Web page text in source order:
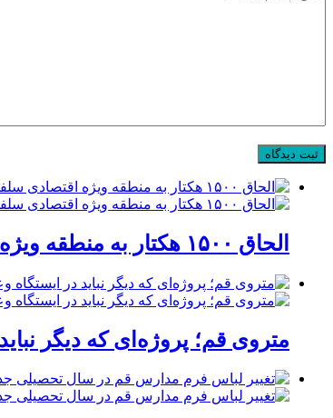
الحاق ۱۵۰۰ هکتار به منطقه ویژه اقتصادی سلفچگان؛ گامی راهبردی برای پاسخ به موج جدید سرمایه‌گذاری در قم
متروی قم؛ پروژه‌ای که دیگر